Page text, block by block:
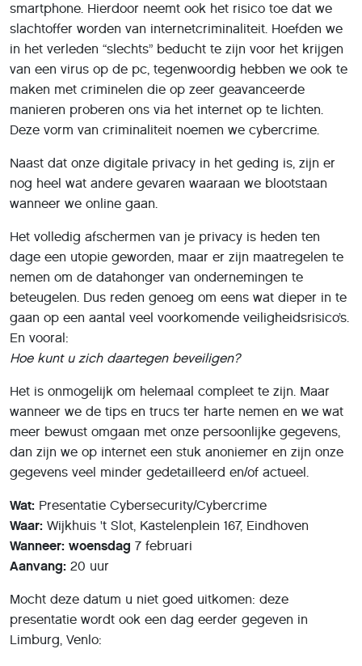
smartphone. Hierdoor neemt ook het risico toe dat we
slachtoffer worden van internetcriminaliteit. Hoefden we
in het verleden “slechts” beducht te zijn voor het krijgen
van een virus op de pc, tegenwoordig hebben we ook te
maken met criminelen die op zeer geavanceerde
manieren proberen ons via het internet op te lichten.
Deze vorm van criminaliteit noemen we cybercrime.
Naast dat onze digitale privacy in het geding is, zijn er
nog heel wat andere gevaren waaraan we blootstaan
wanneer we online gaan.
Het volledig afschermen van je privacy is heden ten
dage een utopie geworden, maar er zijn maatregelen te
nemen om de datahonger van ondernemingen te
beteugelen. Dus reden genoeg om eens wat dieper in te
gaan op een aantal veel voorkomende veiligheidsrisico’s.
En vooral:
Hoe kunt u zich daartegen beveiligen?
Het is onmogelijk om helemaal compleet te zijn. Maar
wanneer we de tips en trucs ter harte nemen en we wat
meer bewust omgaan met onze persoonlijke gegevens,
dan zijn we op internet een stuk anoniemer en zijn onze
gegevens veel minder gedetailleerd en/of actueel.
Wat: Presentatie Cybersecurity/Cybercrime
Waar: Wijkhuis 't Slot, Kastelenplein 167, Eindhoven
Wanneer: woensdag 7 februari
Aanvang: 20 uur
Mocht deze datum u niet goed uitkomen: deze
presentatie wordt ook een dag eerder gegeven in
Limburg, Venlo: